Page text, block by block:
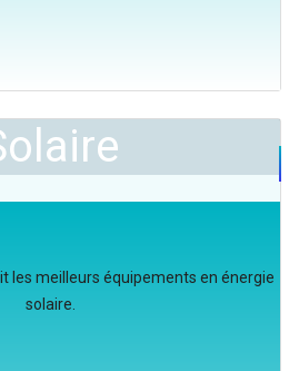
les meilleurs équipements en énergie
solaire.